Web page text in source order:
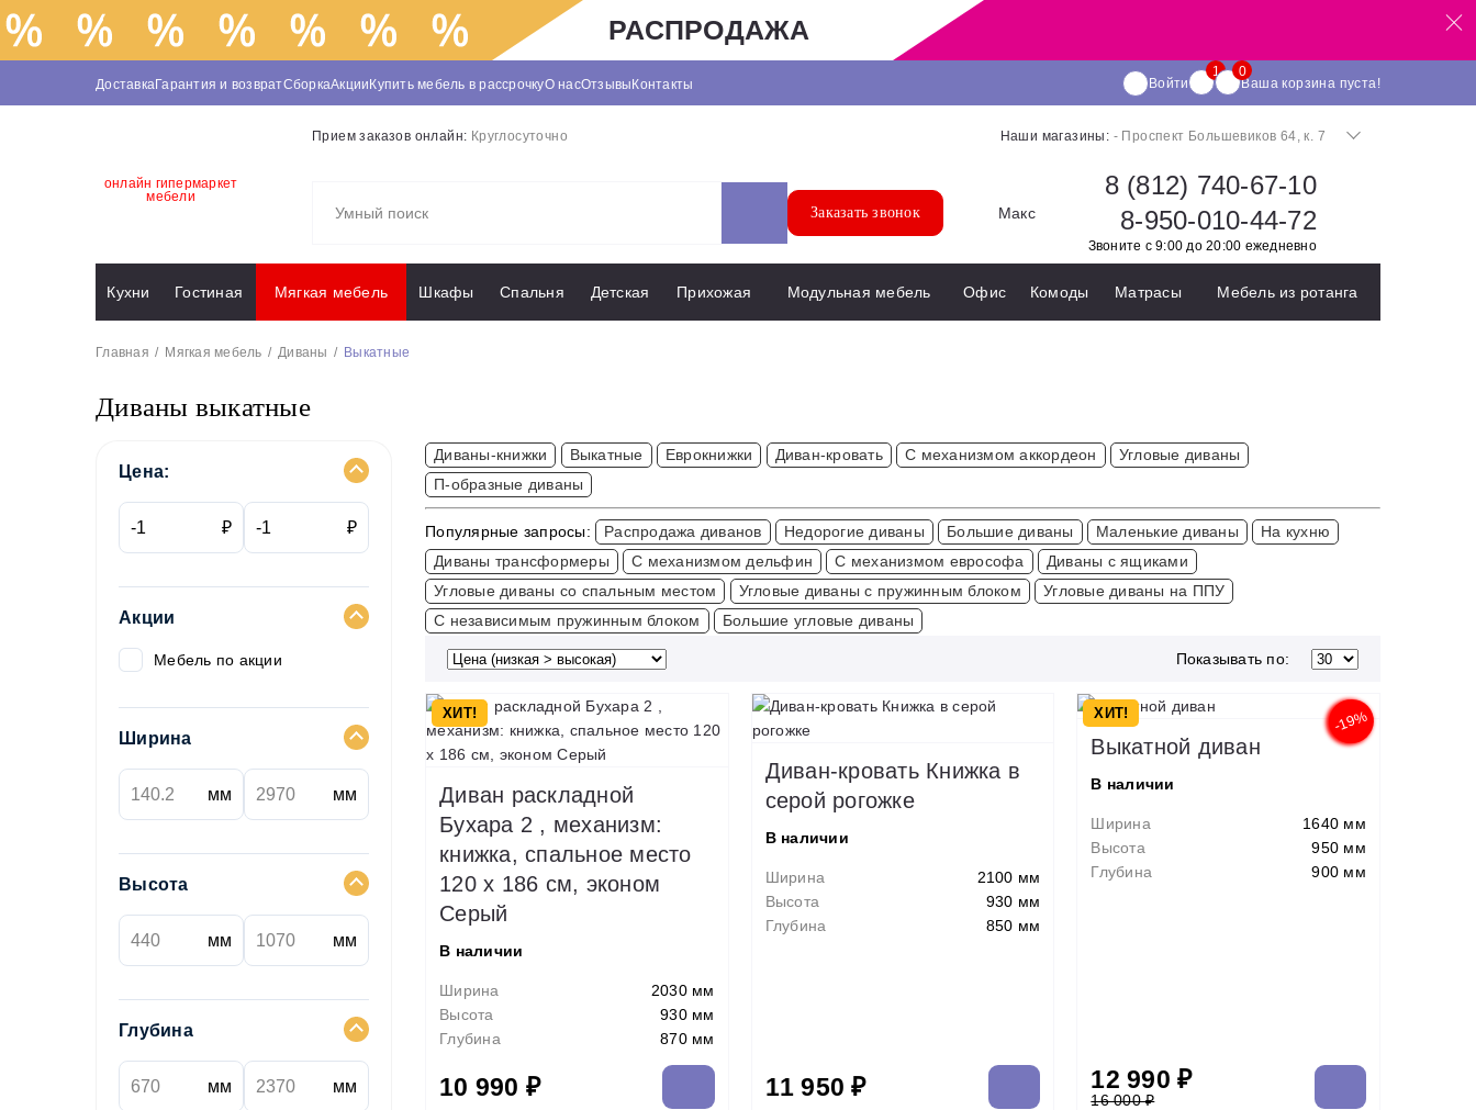
РАСПРОДАЖА
ДоставкаГарантия и возвратСборкаАкцииКупить мебель в рассрочкуО насОтзывыКонтакты Войти Ваша корзина пуста!
онлайн гипермаркет
мебели
Прием заказов онлайн: Круглосуточно Наши магазины: - Проспект Большевиков 64, к. 7
Заказать звонок Макс
8 (812) 740-67-10
8-950-010-44-72
Звоните с 9:00 до 20:00 ежедневно
Кухни Гостиная Мягкая мебель Шкафы Спальня Детская Прихожая Модульная мебель Офис Комоды Матрасы Мебель из ротанга
Главная Мягкая мебель Диваны Выкатные
Диваны выкатные
Цена:
₽ ₽
Акции
Мебель по акции
Ширина
мм мм
Высота
мм мм
Глубина
мм мм
Диваны-книжки Выкатные Еврокнижки Диван-кровать С механизмом аккордеон
Угловые диваны
П-образные диваны
Популярные запросы: Распродажа диванов Недорогие диваны Большие диваны Маленькие диваны
На кухню
Диваны трансформеры
С механизмом дельфин С механизмом еврософа
Диваны с ящиками
Угловые диваны со спальным местом
Угловые диваны с пружинным блоком
Угловые диваны на ППУ
С независимым пружинным блоком
Большие угловые диваны
Показывать по:
ХИТ!
Диван раскладной
Бухара 2 , механизм:
книжка, спальное место
120 х 186 см, эконом
Серый
В наличии
Ширина
2030 мм
Высота
930 мм
Глубина
870 мм
10 990 ₽
Диван-кровать Книжка в
серой рогожке
В наличии
Ширина
2100 мм
Высота
930 мм
Глубина
850 мм
11 950 ₽
ХИТ! -19%
Выкатной диван
В наличии
Ширина
1640 мм
Высота
950 мм
Глубина
900 мм
12 990 ₽
16 000 ₽